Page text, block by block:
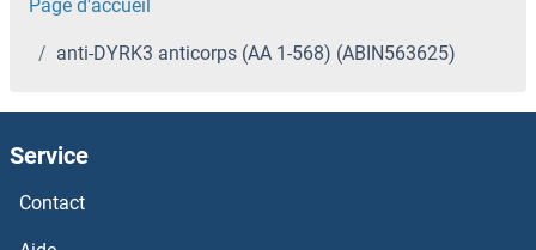
Page d'accueil
anti-DYRK3 anticorps (AA 1-568) (ABIN563625)
Service
Contact